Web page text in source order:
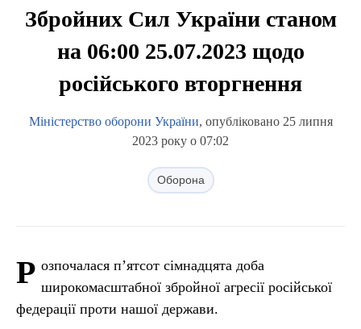
Збройних Сил України станом
на 06:00 25.07.2023 щодо
російського вторгнення
Міністерство оборони України, опубліковано 25 липня
2023 року о 07:02
Оборона
Р озпочалася п’ятсот сімнадцята доба
широкомасштабної збройної агресії російської
федерації проти нашої держави.